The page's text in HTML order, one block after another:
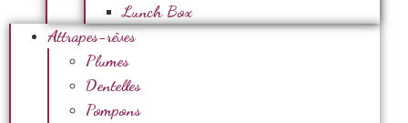
Lunch Box
Attrapes-rêves
Plumes
Dentelles
Pompons